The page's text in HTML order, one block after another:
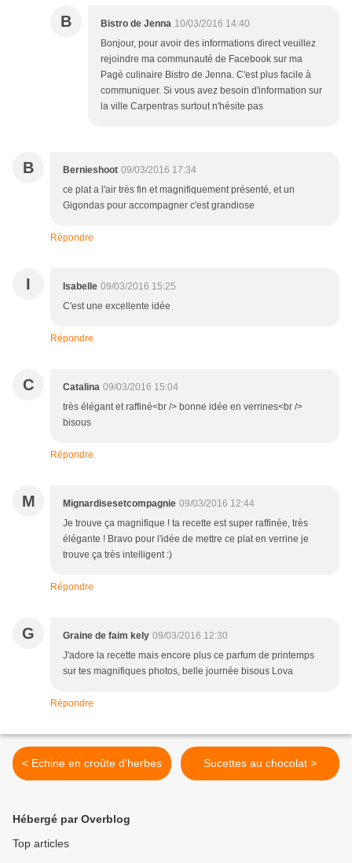
B Bistro de Jenna 10/03/2016 14:40
Bonjour, pour avoir des informations direct veuillez
rejoindre ma communauté de Facebook sur ma
Pagè culinaire Bistro de Jenna. C'est plus facile à
communiquer. Si vous avez besoin d'information sur
la ville Carpentras surtout n'hésite pas
B Bernieshoot 09/03/2016 17:34
ce plat a l'air très fin et magnifiquement présenté, et un
Gigondas pour accompagner c'est grandiose
Répondre
I Isabelle 09/03/2016 15:25
C'est une excellente idée
Répondre
C Catalina 09/03/2016 15:04
très élégant et raffiné<br /> bonne idée en verrines<br />
bisous
Répondre
M Mignardisesetcompagnie 09/03/2016 12:44
Je trouve ça magnifique ! ta recette est super raffinée, très
élégante ! Bravo pour l'idée de mettre ce plat en verrine je
trouve ça très intelligent :)
Répondre
G Graine de faim kely 09/03/2016 12:30
J'adore la recette mais encore plus ce parfum de printemps
sur tes magnifiques photos, belle journée bisous Lova
Répondre
< Echine en croûte d'herbes Sucettes au chocolat >
Hébergé par Overblog
Top articles